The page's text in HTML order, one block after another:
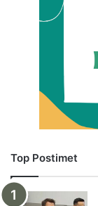
Top Postimet